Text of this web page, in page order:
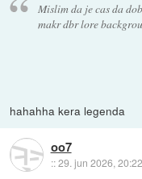
Mislim da je cas da
makr dbr lore
hahahha kera legenda
oo7
::29. jun 2026, 20:22